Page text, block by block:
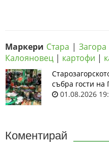
Маркери Стара | Загора
Калояновец | картофи |
събра гости на
01.08.2026
Коментирай